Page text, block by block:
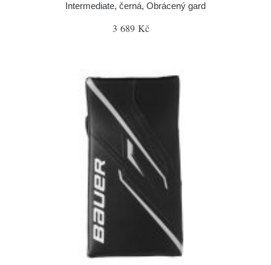
Intermediate, černá, Obrácený gard
3 689 Kč